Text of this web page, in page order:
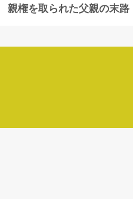
親権を取られた父親の末路